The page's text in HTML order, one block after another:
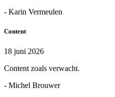
- Karin Vermeulen
Content
18 juni 2026
Content zoals verwacht.
- Michel Brouwer